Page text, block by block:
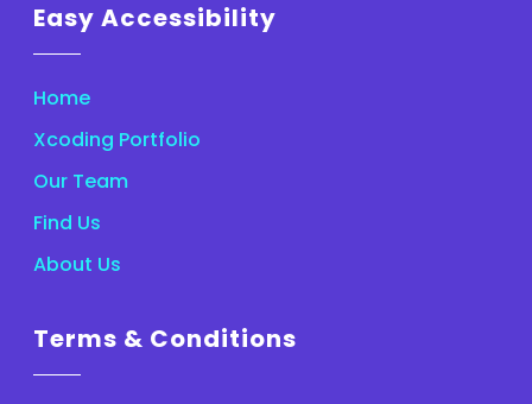
Easy Accessibility
Home
Xcoding Portfolio
Our Team
Find Us
About Us
Terms & Conditions